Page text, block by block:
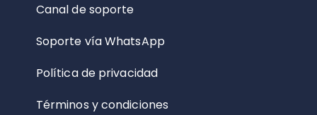
Canal de soporte
Soporte vía WhatsApp
Política de privacidad
Términos y condiciones